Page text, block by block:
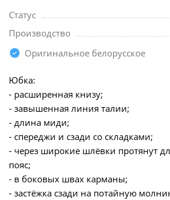
Статус
Производство
Оригинальное белорусское
Юбка:
- расширенная книзу;
- завышенная линия талии;
- длина миди;
- спереджи и сзади со складками;
- через широкие шлёвки протянут
пояс;
- в боковых швах карманы;
- застёжка сзади на потайную